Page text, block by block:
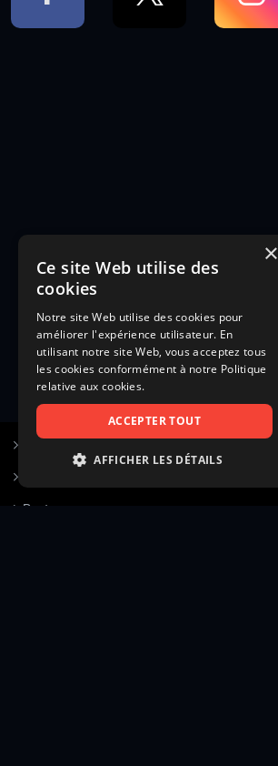
Poster une annonce
×
Ce site Web utilise des
cookies
Notre site Web utilise des cookies pour
améliorer l'expérience utilisateur. En
utilisant notre site Web, vous acceptez tous
les cookies conformément à notre Politique
relative aux cookies.
ACCEPTER TOUT
AFFICHER LES DÉTAILS